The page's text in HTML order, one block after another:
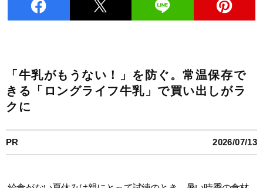
「牛乳がもうない！」を防ぐ。常温保存で
きる「ロングライフ牛乳」で買い出しがラ
クに
PR 2026/07/13